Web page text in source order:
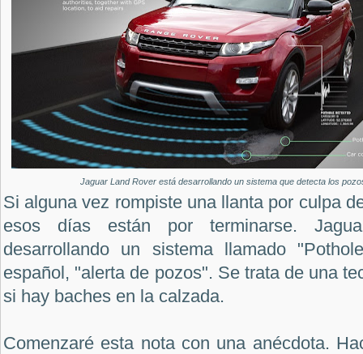
Jaguar Land Rover está desarrollando un sistema que detecta los
Si alguna vez rompiste una llanta por culpa
esos días están por terminarse.
desarrollando un sistema llamado
español, "alerta de pozos". Se trata de una
si hay baches en la calzada.
Comenzaré esta nota con una anécdota.